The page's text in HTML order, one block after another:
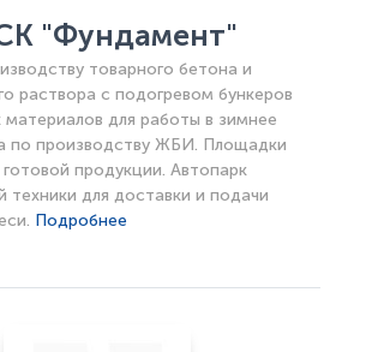
"Фундамент"
товарного бетона и
раствора с подогревом бункеров
материалов для работы в зимнее
по производству ЖБИ. Площадки
продукции. Автопарк
техники для доставки и подачи
Подробнее